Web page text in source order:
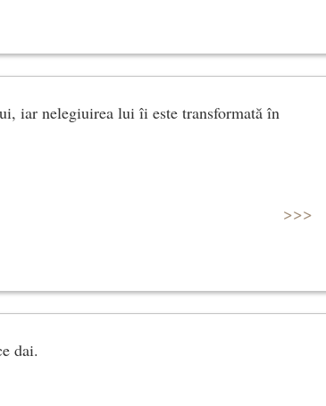
iar nelegiuirea lui îi este transformată în
>>>
dai.